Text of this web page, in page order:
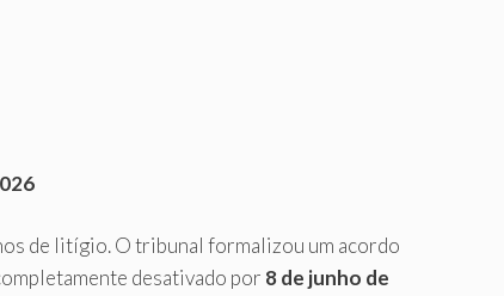
de litígio. O tribunal formalizou um acordo
desativado por 8 de junho de